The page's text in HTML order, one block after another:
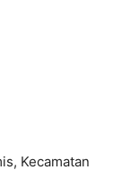
Kecamatan